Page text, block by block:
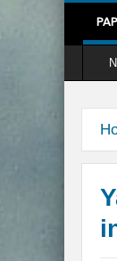
nuevo Director